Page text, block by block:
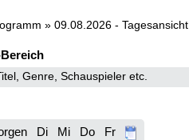
» 09.08.2026 - Tagesansicht
Di Mi Do Fr